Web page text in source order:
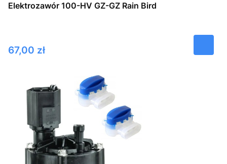
Elektrozawór 100-HV GZ-GZ Rain Bird
Cena
67,00 zł